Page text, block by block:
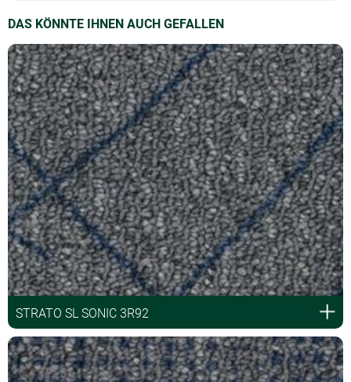
DAS KÖNNTE IHNEN AUCH GEFALLEN
STRATO SL SONIC 3R92